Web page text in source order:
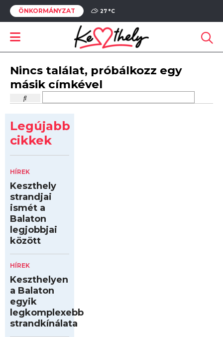
ÖNKORMÁNYZAT 27 °C
Nincs találat, próbálkozz egy
másik címkével
Legújabb
cikkek
HÍREK
Keszthely
strandjai
ismét a
Balaton
legjobbjai
között
HÍREK
Keszthelyen
a Balaton
egyik
legkomplexebb
strandkínálata